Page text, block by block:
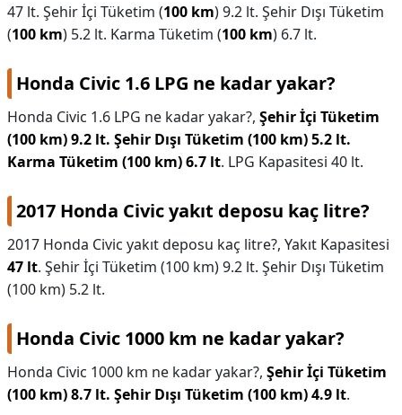
47 lt. Şehir İçi Tüketim (100 km) 9.2 lt. Şehir Dışı Tüketim
(100 km) 5.2 lt. Karma Tüketim (100 km) 6.7 lt.
Honda Civic 1.6 LPG ne kadar yakar?
Honda Civic 1.6 LPG ne kadar yakar?, Şehir İçi Tüketim
(100 km) 9.2 lt. Şehir Dışı Tüketim (100 km) 5.2 lt.
Karma Tüketim (100 km) 6.7 lt. LPG Kapasitesi 40 lt.
2017 Honda Civic yakıt deposu kaç litre?
2017 Honda Civic yakıt deposu kaç litre?, Yakıt Kapasitesi
47 lt. Şehir İçi Tüketim (100 km) 9.2 lt. Şehir Dışı Tüketim
(100 km) 5.2 lt.
Honda Civic 1000 km ne kadar yakar?
Honda Civic 1000 km ne kadar yakar?, Şehir İçi Tüketim
(100 km) 8.7 lt. Şehir Dışı Tüketim (100 km) 4.9 lt.